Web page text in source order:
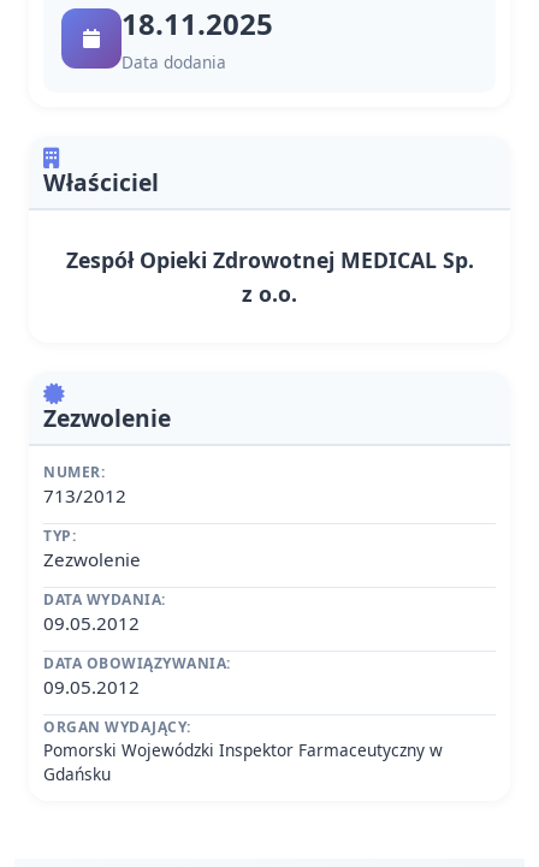
18.11.2025
Data dodania
Właściciel
Zespół Opieki Zdrowotnej MEDICAL Sp.
z o.o.
Zezwolenie
NUMER:
713/2012
TYP:
Zezwolenie
DATA WYDANIA:
09.05.2012
DATA OBOWIĄZYWANIA:
09.05.2012
ORGAN WYDAJĄCY:
Pomorski Wojewódzki Inspektor Farmaceutyczny w
Gdańsku